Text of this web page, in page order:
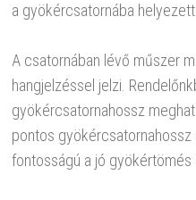
a gyökércsatornába
A csatornában lévő műszer
hangjelzéssel jelzi.
gyökércsatornahossz
pontos gyökércsatornahossz
fontosságú a jó gyökértömés